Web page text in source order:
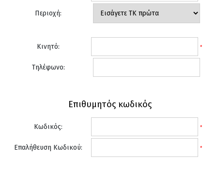
Περιοχή:
Κινητό: *
Τηλέφωνο:
Επιθυμητός κωδικός
Κωδικός: *
Επαλήθευση Κωδικού: *